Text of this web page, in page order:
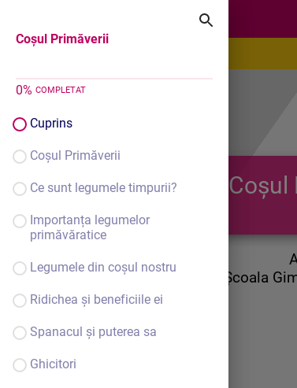
Coșul Primăverii
0% COMPLETAT
Cuprins
Coșul Primăverii
Ce sunt legumele timpurii?
Importanța legumelor
primăvăratice
Legumele din coșul nostru
Ridichea și beneficiile ei
Spanacul și puterea sa
Ghicitori
Coșul
Școala